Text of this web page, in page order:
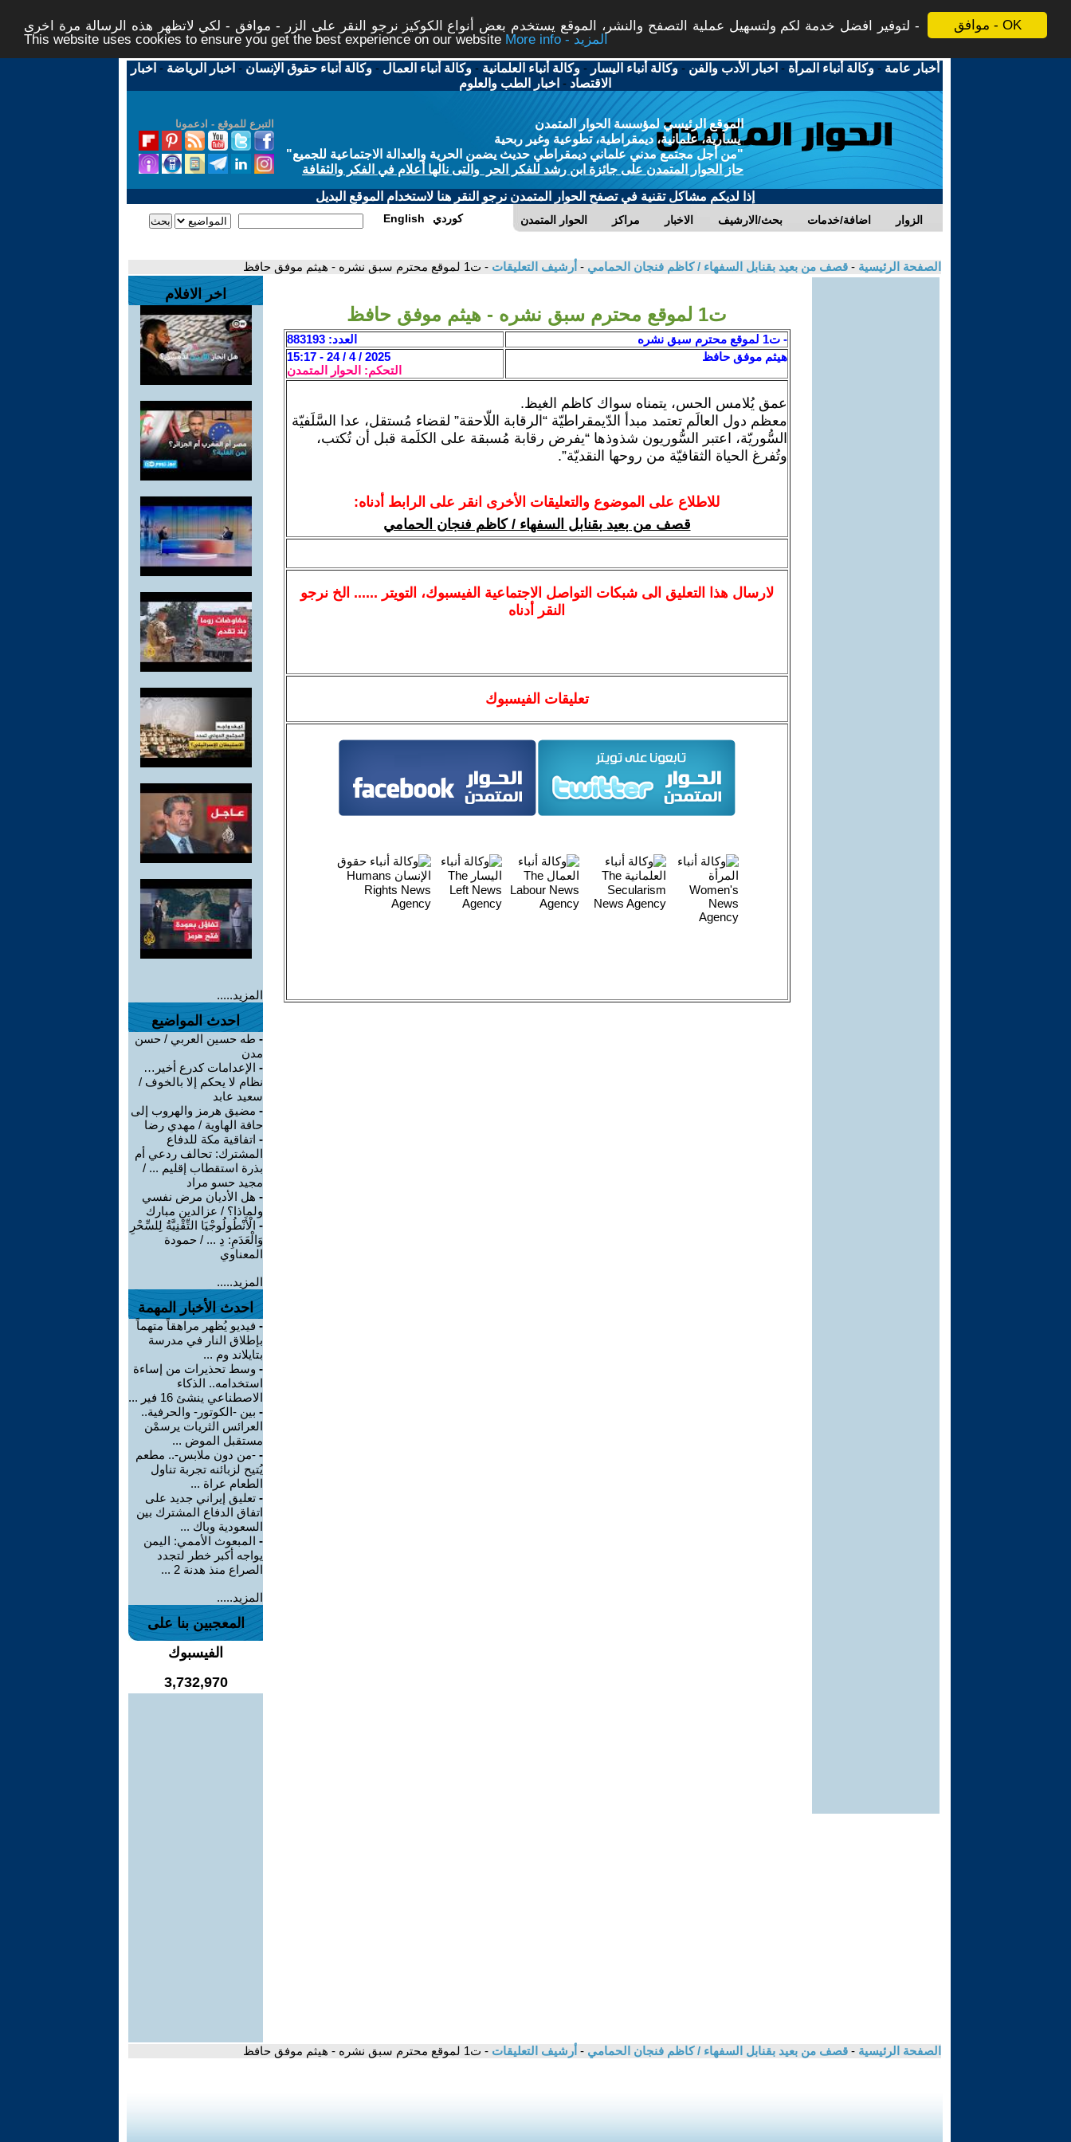
موافق - OK
لتوفير افضل خدمة لكم ولتسهيل عملية التصفح والنشر، الموقع يستخدم بعض أنواع الكوكيز نرجو النقر على الزر - موافق - لكي لاتظهر هذه الرسالة مرة اخرى -
This website uses cookies to ensure you get the best experience on our website
More info - المزيد
أخبار عامة -وكالة أنباء المرأة - اخبار الأدب والفن -وكالة أنباء اليسار -وكالة أنباء العلمانية -وكالة أنباء العمال -وكالة أنباء حقوق الإنسان - اخبار الرياضة - اخبار
الاقتصاد - اخبار الطب والعلوم
التبرع للموقع - ادعمونا
الموقع الرئيسي لمؤسسة الحوار المتمدن
يسارية، علمانية، ديمقراطية، تطوعية وغير ربحية
"من أجل مجتمع مدني علماني ديمقراطي حديث يضمن الحرية والعدالة الاجتماعية للجميع"
حاز الحوار المتمدن على جائزة ابن رشد للفكر الحر والتى نالها أعلام في الفكر والثقافة
إذا لديكم مشاكل تقنية في تصفح الحوار المتمدن نرجو النقر هنا لاستخدام الموقع البديل
الحوار المتمدن مراكز الاخبار بحث/الارشيف اضافة/خدمات الزوار English كوردي
الصفحة الرئيسية - قصف من بعيد بقنابل السفهاء / كاظم فنجان الحمامي - أرشيف التعليقات - ت1 لموقع محترم سبق نشره - هيثم موفق حافظ
ت1 لموقع محترم سبق نشره - هيثم موفق حافظ
- ت1 لموقع محترم سبق نشره
العدد: 883193
هيثم موفق حافظ
2025 / 4 / 24 - 15:17
التحكم: الحوار المتمدن
عمق يُلامس الحس، يتمناه سواك كاظم الغيظ.
معظم دول العالَم تعتمد مبدأ الدّيمقراطيّة “الرقابة اللّاحقة” لقضاء مُستقل، عدا السَّلَفيّة
السُّوريّة، اعتبر السُّوريون شذوذها “يفرض رقابة مُسبقة على الكلَمة قبل أن تُكتب،
وتُفرغ الحياة الثقافيّة من روحها النقديّة”.
للاطلاع على الموضوع والتعليقات الأخرى انقر على الرابط أدناه:
قصف من بعيد بقنابل السفهاء / كاظم فنجان الحمامي
لارسالهذا التعليق الى شبكات التواصل الاجتماعية الفيسبوك، التويتر ...... الخ نرجو
النقر أدناه
تعليقات الفيسبوك
اخر الافلام
المزيد.....
احدث المواضيع
- طه حسين العربي / حسن
مدن
- الإعدامات كدرع أخير…
نظام لا يحكم إلا بالخوف /
سعيد عابد
- مضيق هرمز والهروب إلى
حافة الهاوية / مهدي رضا
- اتفاقية مكة للدفاع
المشترك: تحالف ردعي أم
بذرة استقطاب إقليم ... /
مجيد حسو مراد
- هل الأديان مرض نفسي
ولماذا؟ / عزالدين مبارك
- الْأَنْطُولُوجْيَا التِّقْنِيَّةُ لِلسِّحْرِ
وَالْعَدَمِ: دِ ... / حمودة
المعناوي
المزيد.....
احدث الأخبار المهمة
- فيديو يُظهر مراهقاً متهماً
بإطلاق النار في مدرسة
بتايلاند وم ...
- وسط تحذيرات من إساءة
استخدامه.. الذكاء
الاصطناعي ينشئ 16 فير ...
- بين -الكوتور- والحرفية..
العرائس الثريات يرسمْن
مستقبل الموض ...
- -من دون ملابس-.. مطعم
يُتيح لزبائنه تجربة تناول
الطعام عراة ...
- تعليق إيراني جديد على
اتفاق الدفاع المشترك بين
السعودية وباك ...
- المبعوث الأممي: اليمن
يواجه أكبر خطر لتجدد
الصراع منذ هدنة 2 ...
المزيد.....
المعجبين بنا على
الفيسبوك
3,732,970
الصفحة الرئيسية - قصف من بعيد بقنابل السفهاء / كاظم فنجان الحمامي - أرشيف التعليقات - ت1 لموقع محترم سبق نشره - هيثم موفق حافظ